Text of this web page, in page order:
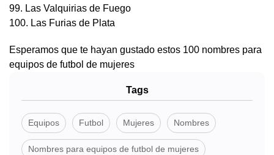
99. Las Valquirias de Fuego
100. Las Furias de Plata
Esperamos que te hayan gustado estos 100 nombres para
equipos de futbol de mujeres
Tags
Equipos Futbol Mujeres Nombres
Nombres para equipos de futbol de mujeres